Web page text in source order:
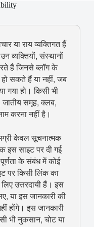
या राय व्यक्तिगत हैं
संस्थानों
हैं जिनसे ब्लॉग के
सकते हैं या नहीं, जब
हो। किसी भी
जातीय समूह, क्लब,
करना नहीं है।
केवल सूचनात्मक
इस साइट पर दी गई
के संबंध में कोई
पर किसी लिंक का
उत्तरदायी हैं। इस
या इस जानकारी की
होंगे। इस जानकारी
भी नुकसान, चोट या